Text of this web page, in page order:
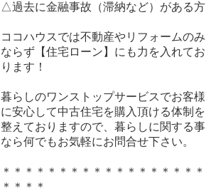
△過去に金融事故（滞納など）がある方
ココハウスでは不動産やリフォームのみ
ならず【住宅ローン】にも力を入れてお
ります！
暮らしのワンストップサービスでお客様
に安心して中古住宅を購入頂ける体制を
整えておりますので、暮らしに関する事
なら何でもお気軽にお問合せ下さい。
＊＊＊＊＊＊＊＊＊＊＊＊＊＊＊＊＊＊
＊＊＊＊